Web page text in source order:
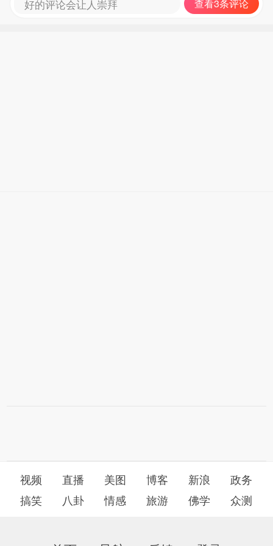
好的评论会让人崇拜 查看3条评论
视频 直播 美图 博客 新浪
政务
搞笑
八卦 情感 旅游 佛学 众测